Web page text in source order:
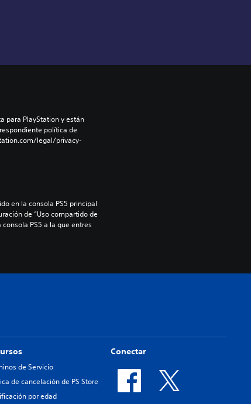
para PlayStation y están
política de
legal/privacy-
en la consola PS5 principal
de “Uso compartido de
PS5 a la que entres
de Servicio
de cancelación de PS Store
por edad
Conectar